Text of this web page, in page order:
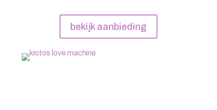
bekijk aanbieding